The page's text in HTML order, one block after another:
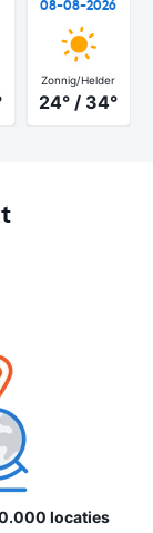
08-08-2026
Zonnig/Helder
24° / 34°
locaties